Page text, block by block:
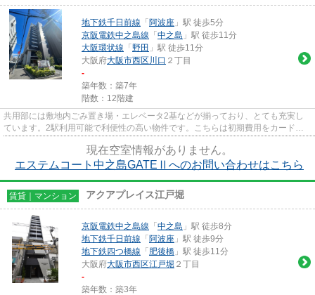
地下鉄千日前線 「 阿波座 」駅 徒歩5分
京阪電鉄中之島線 「 中之島 」駅 徒歩11分
大阪環状線 「 野田 」駅 徒歩11分
大阪府大阪市西区 川口 ２丁目
-
築年数：築7年
階数：12階建
共用部には敷地内ごみ置き場・エレベータ2基などが揃っており、とても充実し
ています。2駅利用可能で利便性の高い物件です。こちらは初期費用をカードで
現在空室情報がありません。
エステムコート中之島GATEⅡへのお問い合わせはこちら
賃貸｜マンション アクアプレイス江戸堀
京阪電鉄中之島線 「 中之島 」駅 徒歩8分
地下鉄千日前線 「 阿波座 」駅 徒歩9分
地下鉄四つ橋線 「 肥後橋 」駅 徒歩11分
大阪府大阪市西区江戸堀 ２丁目
-
築年数：築3年